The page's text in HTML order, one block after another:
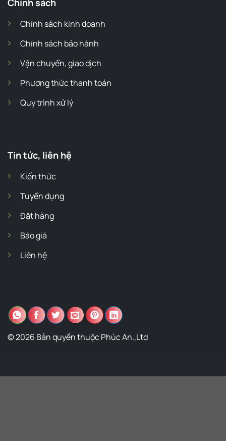
Chính sách kinh doanh
Chính sách bảo hành
Vận chuyển, giao dịch
Phương thức thanh toán
Quy trình xử lý
Tin tức, liên hệ
Kiến thức
Tuyển dụng
Đặt hàng
Báo giá
Liên hệ
© 2026 Bản quyền thuộc Phúc An.,Ltd